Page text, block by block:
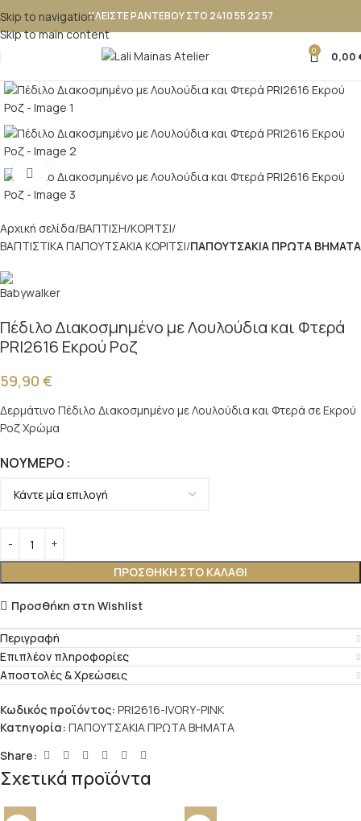
Skip to navigation
Skip to main content
ΚΛΕΙΣΤΕ ΡΑΝΤΕΒΟΥ ΣΤΟ 2410 55 22 57
0 0,00
Κλικ για μεγέθυνση
Αρχική σελίδα ΒΑΠΤΙΣΗ ΚΟΡΙΤΣΙ
ΒΑΠΤΙΣΤΙΚΑ ΠΑΠΟΥΤΣΑΚΙΑ ΚΟΡΙΤΣΙ ΠΑΠΟΥΤΣΑΚΙΑ ΠΡΩΤΑ ΒΗΜΑΤΑ
Πέδιλο Διακοσμημένο με Λουλούδια και Φτερά
PRI2616 Εκρού Ροζ
59,90 €
Δερμάτινο Πέδιλο Διακοσμημένο με Λουλούδια και Φτερά σε Εκρού
Ροζ Χρώμα
ΝΟΎΜΕΡΟ
ΠΡΟΣΘΉΚΗ ΣΤΟ ΚΑΛΆΘΙ
Προσθήκη στη Wishlist
Περιγραφή
Επιπλέον πληροφορίες
Αποστολές & Χρεώσεις
Κωδικός προϊόντος: PRI2616-IVORY-PINK
Κατηγορία: ΠΑΠΟΥΤΣΑΚΙΑ ΠΡΩΤΑ ΒΗΜΑΤΑ
Share:
Σχετικά προϊόντα